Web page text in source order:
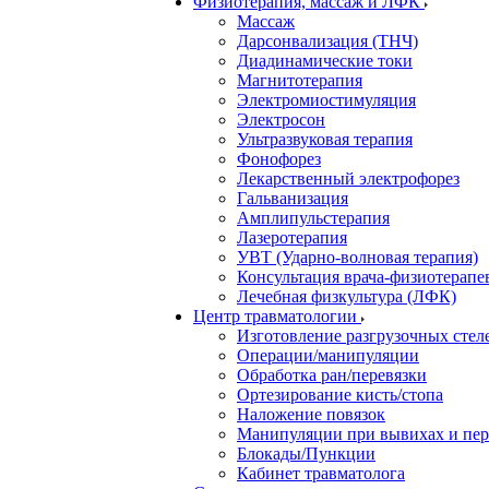
Массаж
Дарсонвализация (ТНЧ)
Диадинамические токи
Магнитотерапия
Электромиостимуляция
Электросон
Ультразвуковая терапия
Фонофорез
Лекарственный электрофорез
Гальванизация
Амплипульстерапия
Лазеротерапия
УВТ (Ударно-волновая терапия)
Консультация врача-
Лечебная физкультура (ЛФК)
Центр травматологии
Изготовление разгрузочных
Операции/манипуляции
Обработка ран/перевязки
Ортезирование кисть/стопа
Наложение повязок
Манипуляции при вывихах и
Блокады/Пункции
Кабинет травматолога